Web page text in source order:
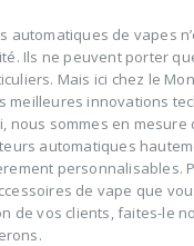
automatiques de vapes
Ils ne peuvent porter
Mais ici chez le
meilleures innovations
nous sommes en mesure
automatiques
personnalisables.
de vape que
de vos clients, faites-le